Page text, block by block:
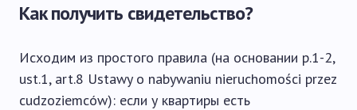
Как получить свидетельство?
Исходим из простого правила (на основании p.1-2,
ust.1, art.8 Ustawy o nabywaniu nieruchomości przez
cudzoziemców): если у квартиры есть